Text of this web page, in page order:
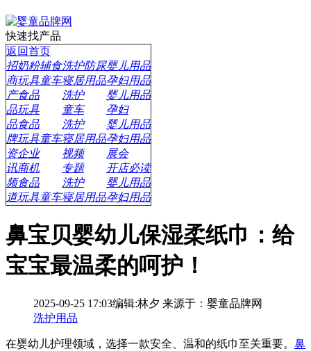
快速找产品
返回首页
招
商
奶粉辅食洗护防尿婴儿用品
玩具童车寝居用品孕妇用品
产
品
食品 洗护
婴儿用品
玩具
童车
孕妇
品
牌
食品 洗护
婴儿用品
玩具童车寝居用品孕妇用品
资
讯
企业 视频
展会
商机
专题
开店必读
频
道
食品 洗护
婴儿用品
玩具童车寝居用品孕妇用品
鼻宝贝婴幼儿保湿柔纸巾：给
宝宝最温柔的呵护！
2025-09-25 17:03编辑:林夕 来源于：婴童品牌网
洗护用品
在婴幼儿护理领域，选择一款安全、温和的纸巾至关重要。 鼻